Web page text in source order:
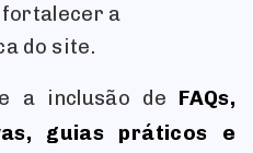
fortalecer a
do site.
a inclusão de FAQs,
guias práticos e